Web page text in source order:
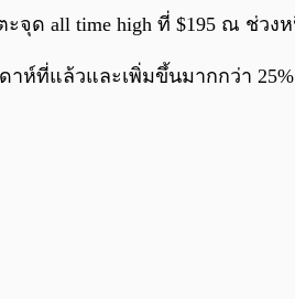
ะจุด all time high ที่ $195 ณ ช่ว
ห์ที่แล้วและเพิ่มขึ้นมากกว่า